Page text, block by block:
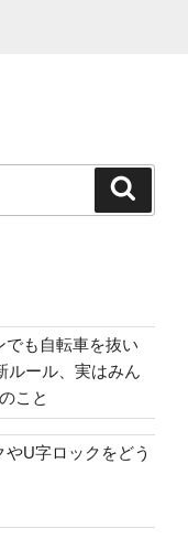
でも自転車を抜い
ルール、実はみん
こと
U字ロックをどう